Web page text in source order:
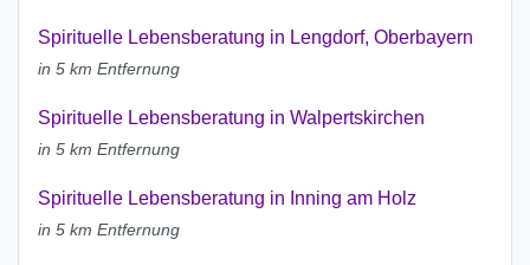
Spirituelle Lebensberatung in Lengdorf, Oberbayern
in 5 km Entfernung
Spirituelle Lebensberatung in Walpertskirchen
in 5 km Entfernung
Spirituelle Lebensberatung in Inning am Holz
in 5 km Entfernung